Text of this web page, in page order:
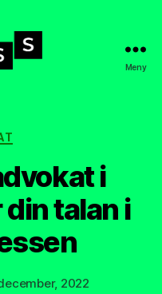
Meny
i
talan i
2022